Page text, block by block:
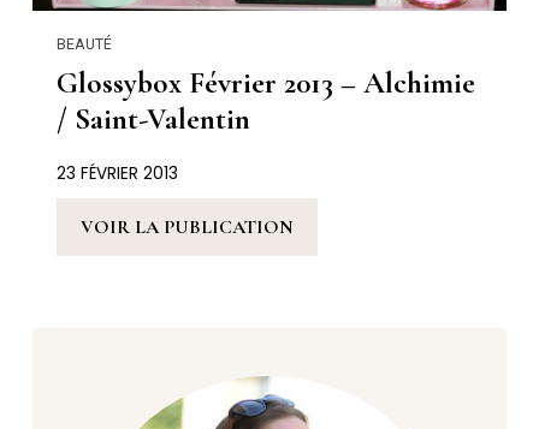
BEAUTÉ
Glossybox Février 2013 – Alchimie
/ Saint-Valentin
23 FÉVRIER 2013
VOIR LA PUBLICATION